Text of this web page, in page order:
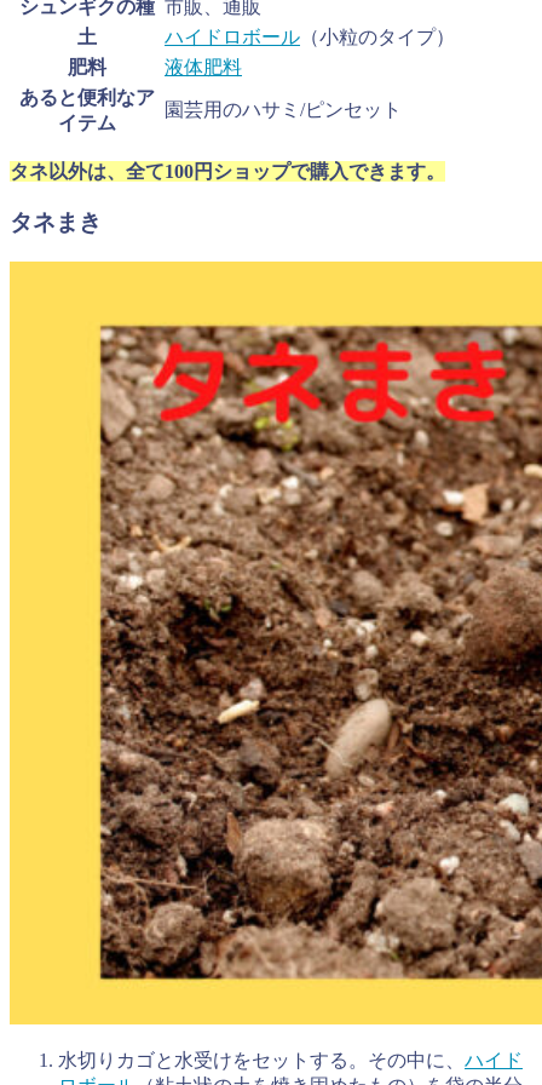
シュンギクの種 市販、通販
土
ハイドロボール （小粒のタイプ）
肥料
液体肥料
あると便利なア
イテム
園芸用のハサミ/ピンセット
タネ以外は、全て100円ショップで購入できます。
タネまき
水切りカゴと水受けをセットする。その中に、 ハイド